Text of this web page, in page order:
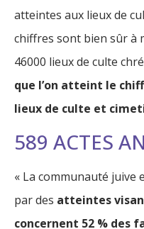
atteintes aux lieux de
chiffres sont bien sûr à
46000 lieux de culte
que l’on atteint le
lieux de culte et
589 ACTES
« La communauté
par des atteintes
concernent 52 % des